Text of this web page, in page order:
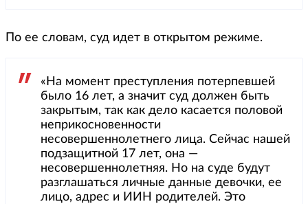
По ее словам, суд идет в открытом режиме.
«На момент преступления потерпевшей
было 16 лет, а значит суд должен быть
закрытым, так как дело касается половой
неприкосновенности
несовершеннолетнего лица. Сейчас нашей
подзащитной 17 лет, она —
несовершеннолетняя. Но на суде будут
разглашаться личные данные девочки, ее
лицо, адрес и ИИН родителей. Это